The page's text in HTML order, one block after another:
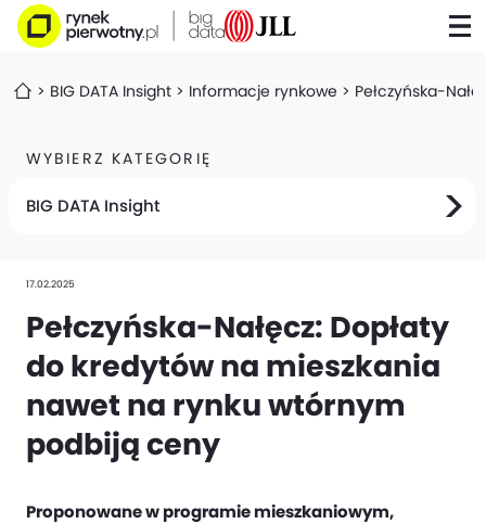
BIG DATA Insight Informacje rynkowe Pełczyńska-
WYBIERZ KATEGORIĘ
BIG DATA Insight
17.02.2025
Pełczyńska-Nałęcz: Dopłaty
do kredytów na mieszkania
nawet na rynku wtórnym
podbiją ceny
Proponowane w programie mieszkaniowym,